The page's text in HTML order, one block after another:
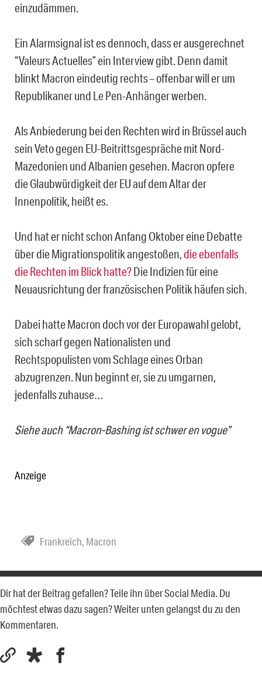
einzudämmen.
Ein Alarmsignal ist es dennoch, dass er ausgerechnet
“Valeurs Actuelles” ein Interview gibt. Denn damit
blinkt Macron eindeutig rechts – offenbar will er um
Republikaner und Le Pen-Anhänger werben.
Als Anbiederung bei den Rechten wird in Brüssel auch
sein Veto gegen EU-Beitrittsgespräche mit Nord-
Mazedonien und Albanien gesehen. Macron opfere
die Glaubwürdigkeit der EU auf dem Altar der
Innenpolitik, heißt es.
Und hat er nicht schon Anfang Oktober eine Debatte
über die Migrationspolitik angestoßen,die ebenfalls
die Rechten im Blick hatte?Die Indizien für eine
Neuausrichtung der französischen Politik häufen sich.
Dabei hatte Macron doch vor der Europawahl gelobt,
sich scharf gegen Nationalisten und
Rechtspopulisten vom Schlage eines Orban
abzugrenzen. Nun beginnt er, sie zu umgarnen,
jedenfalls zuhause…
Siehe auch “Macron-Bashing ist schwer en vogue”
Anzeige
Frankreich, Macron
Dir hat der Beitrag gefallen? Teile ihn über Social Media. Du
möchtest etwas dazu sagen? Weiter unten gelangst du zu den
Kommentaren.